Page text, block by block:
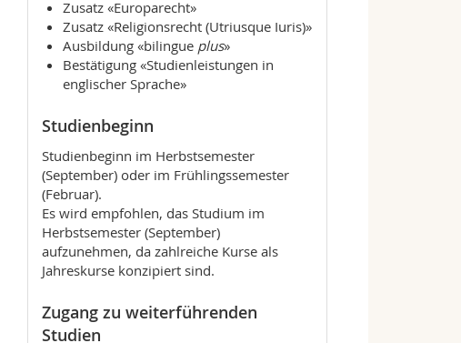
Zusatz «Europarecht»
Zusatz «Religionsrecht (Utriusque Iuris)»
Ausbildung «bilingue plus»
Bestätigung «Studienleistungen in
englischer Sprache»
Studienbeginn
Studienbeginn im Herbstsemester
(September) oder im Frühlingssemester
(Februar).
Es wird empfohlen, das Studium im
Herbstsemester (September)
aufzunehmen, da zahlreiche Kurse als
Jahreskurse konzipiert sind.
Zugang zu weiterführenden
Studien